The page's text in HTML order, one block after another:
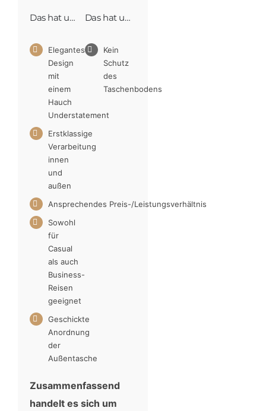
Das hat uns sehr gefallen
Elegantes
Design
mit
einem
Hauch
Understatement
Erstklassige
Verarbeitung
innen
und
außen
Ansprechendes Preis-/Leistungsverhältnis
Sowohl
für
Casual
als auch
Business-
Reisen
geeignet
Geschickte
Anordnung
der
Außentasche
Das hat uns weniger gefallen
Kein
Schutz
des
Taschenbodens
Zusammenfassend
handelt es sich um